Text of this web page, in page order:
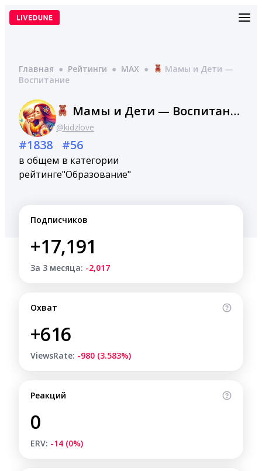
Перейти
Главная ● Рейтинги ● MAX ●
Мамы и Дети —
Воспитание
Мамы и Дети — Воспитание
@kidzlove
#1838
в общем
рейтинге
#56
в категории
"Образование"
Подписчиков
+17,191
За 3 месяца: -2,017
Охват
+616
ViewsRate: -980 (3.583%)
Реакций
0
ERV: -14 (0%)